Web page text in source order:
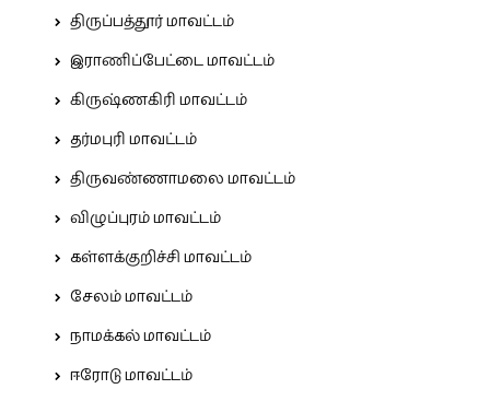
திருப்பத்தூர் மாவட்டம்
இராணிப்பேட்டை மாவட்டம்
கிருஷ்ணகிரி மாவட்டம்
தர்மபுரி மாவட்டம்
திருவண்ணாமலை மாவட்டம்
விழுப்புரம் மாவட்டம்
கள்ளக்குறிச்சி மாவட்டம்
சேலம் மாவட்டம்
நாமக்கல் மாவட்டம்
ஈரோடு மாவட்டம்